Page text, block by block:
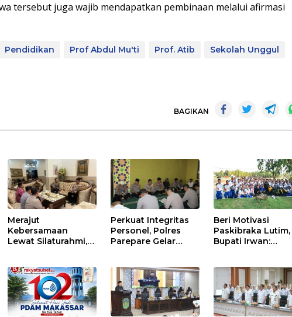
tersebut juga wajib mendapatkan pembinaan melalui afirmasi
Pendidikan Prof Abdul Mu'ti Prof. Atib
Sekolah Unggul
BAGIKAN
Merajut
Kebersamaan
Lewat Silaturahmi,
dengan Tokoh
Masyarakat
Perkuat Integritas
Personel, Polres
Parepare Gelar
Beri Motivasi
Paskibraka Lutim,
Bupati Irwan:
Perhatian